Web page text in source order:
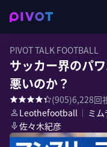
PIVOT TALK FOOTBALL
サッカー界のパ
悪いのか？
(905)6,228回
Leothefootball ｜ ミ
佐々木紀彦